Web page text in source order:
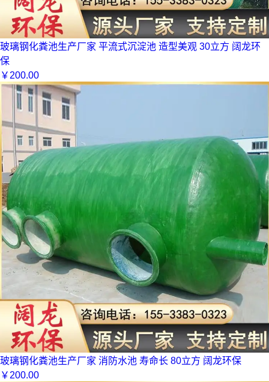
玻璃钢化粪池生产厂家 平流式沉淀池 造型美观 30立方 阔龙环
保
￥ 200.00
玻璃钢化粪池生产厂家 消防水池 寿命长 80立方 阔龙环保
￥ 200.00